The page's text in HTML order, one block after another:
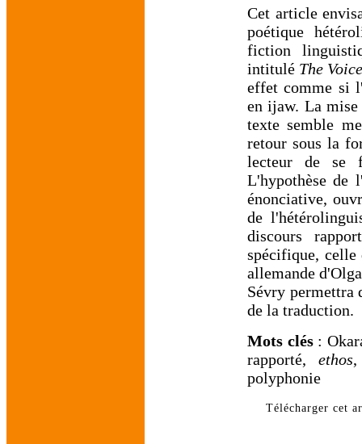
Cet article
poétique
fiction
intitulé The
effet comme si
en ijaw. La
texte semble
retour sous la
lecteur de se
L'hypothèse de
énonciative,
de
discours
spécifique, celle
allemande
Sévry permettra
de la traduction.
Mots clés:
rapporté,ethos,
polyphonie
Télécharger cet